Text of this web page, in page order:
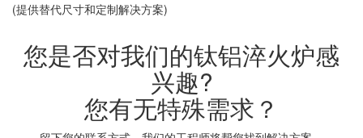
(提供替代尺寸和定制解决方案)
您是否对我们的钛铝淬火炉感
兴趣?
您有无特殊需求？